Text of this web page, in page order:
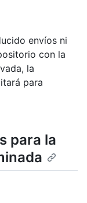
envíos ni
con la
la
para
para la